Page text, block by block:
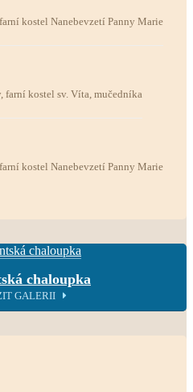
kostel Nanebevzetí Panny Marie
farní kostel sv. Víta, mučedníka
kostel Nanebevzetí Panny Marie
chaloupka
GALERII